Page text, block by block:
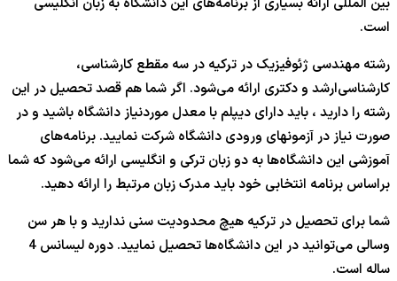
است.
رشته مهندسی ژئوفیزیک در ترکیه در سه مقطع کارشناسی،
کارشناسی‌ارشد و دکتری ارائه می‌شود. اگر شما هم قصد تحصیل در این
رشته را دارید ، باید دارای دیپلم با معدل موردنیاز دانشگاه باشید و در
صورت نیاز در آزمونهای ورودی دانشگاه شرکت نمایید. برنامه‌های
آموزشی این دانشگاه‌ها به دو زبان ترکی و انگلیسی ارائه می‌شود که شما
براساس برنامه انتخابی خود باید مدرک زبان مرتبط را ارائه دهید.
شما برای تحصیل در ترکیه هیچ محدودیت سنی ندارید و با هر سن
وسالی می‌توانید در این دانشگاه‌ها تحصیل نمایید. دوره لیسانس 4
ساله است.